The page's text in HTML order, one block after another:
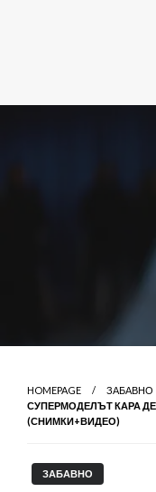
HOMEPAGE
ЗАБАВНО
СУПЕРМОДЕЛЪТ КАРА
(СНИМКИ+ВИДЕО)
ЗАБАВНО